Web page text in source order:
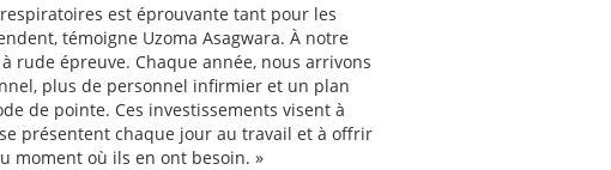
est éprouvante tant pour les
témoigne Uzoma Asagwara. À notre
rude épreuve. Chaque année, nous arrivons
plus de personnel infirmier et un plan
de pointe. Ces investissements visent à
présentent chaque jour au travail et à offrir
moment où ils en ont besoin. »